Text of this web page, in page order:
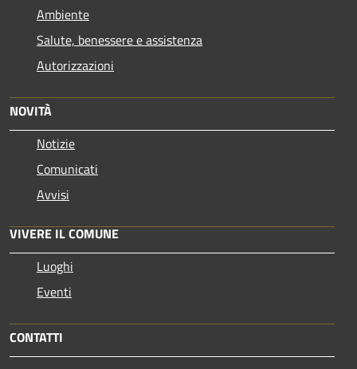
Ambiente
Salute, benessere e assistenza
Autorizzazioni
NOVITÀ
Notizie
Comunicati
Avvisi
VIVERE IL COMUNE
Luoghi
Eventi
CONTATTI